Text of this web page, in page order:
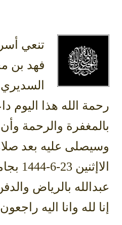
تنعي
فهد بن
رحمة الله هذا اليوم
بالمغفرة والرحمة
وسيصلى عليه بعد
عبدالله بالرياض
إنا لله وانا اليه